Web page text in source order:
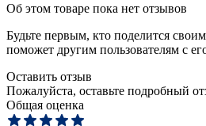
Об этом товаре пока нет отзывов
Будьте первым, кто поделится
поможет другим пользователям с
Оставить отзыв
Пожалуйста, оставьте подробный
Общая оценка